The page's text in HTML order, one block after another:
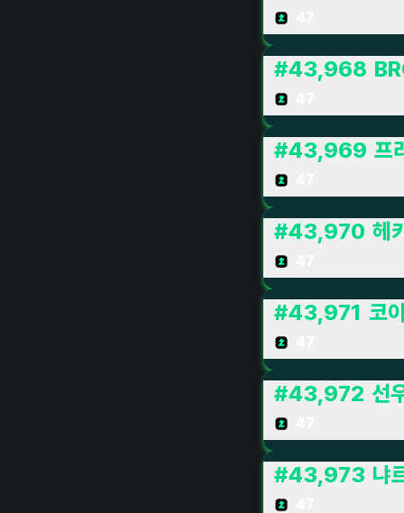
#43,968
#43,969 프
#43,970 헤
#43,971 코
#43,972 선
#43,973 냐